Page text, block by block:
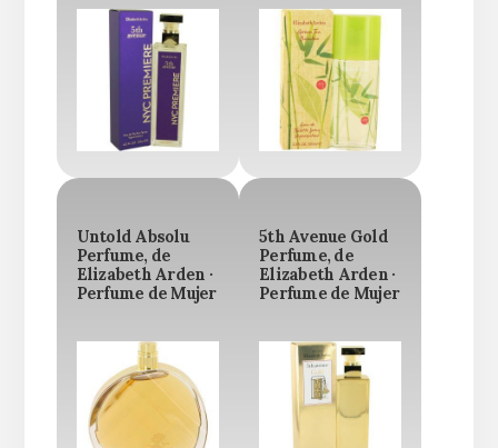
Untold Absolu
Perfume, de
Elizabeth Arden ·
Perfume de Mujer
5th Avenue Gold
Perfume, de
Elizabeth Arden ·
Perfume de Mujer